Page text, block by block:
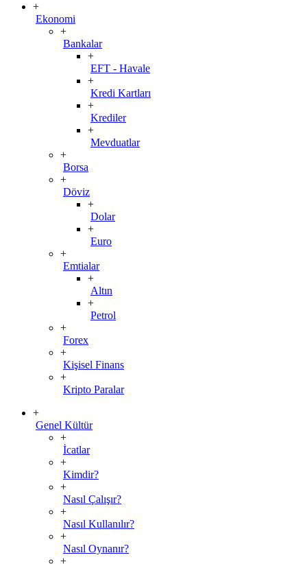
+
Ekonomi
+
Bankalar
+
EFT - Havale
+
Kredi Kartları
+
Krediler
+
Mevduatlar
+
Borsa
+
Döviz
+
Dolar
+
Euro
+
Emtialar
+
Altın
+
Petrol
+
Forex
+
Kişisel Finans
+
Kripto Paralar
+
Genel Kültür
+
İcatlar
+
Kimdir?
+
Nasıl Çalışır?
+
Nasıl Kullanılır?
+
Nasıl Oynanır?
+